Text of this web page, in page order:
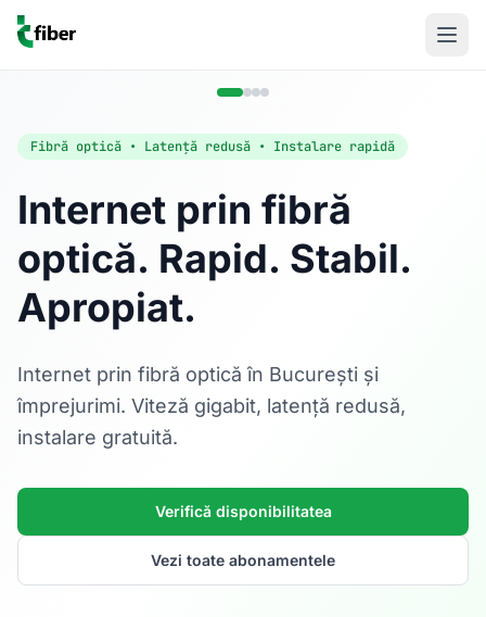
Fibră optică • Latență redusă • Instalare rapidă
Internet prin fibră
optică. Rapid. Stabil.
Apropiat.
Internet prin fibră optică în București și
împrejurimi. Viteză gigabit, latență redusă,
instalare gratuită.
Verifică disponibilitatea
Vezi toate abonamentele
Acasă
Internet Rezidențial
Fibră optică până la 1 Gbps, direct în casa ta.